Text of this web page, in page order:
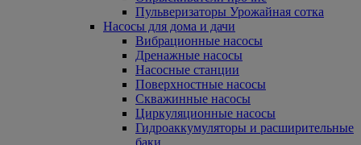
Пульверизаторы Урожайная сотка
Насосы для дома и дачи
Вибрационные насосы
Дренажные насосы
Насосные станции
Поверхностные насосы
Скважинные насосы
Циркуляционные насосы
Гидроаккумуляторы и расширительные
баки